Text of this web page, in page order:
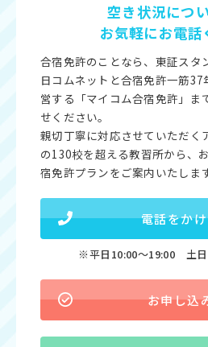
空き状況につ
お気軽にお電話
合宿免許のことなら、東証スタ
日コムネットと合宿免許一筋
営する「マイコム合宿免許」ま
せください。
親切丁寧に対応させていただく
の130校を超える教習所から、
宿免許プランをご案内いたします
電話をか
※平日10:00〜19:00 土日
お申し込